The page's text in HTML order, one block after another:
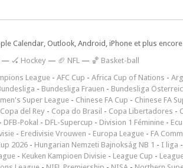
Calendar, Outlook, Android, iPhone et plus
— 🏑 Hockey — 🏈 NFL — 🏀 Basket-ball
League - AFC Cup - Africa Cup of Nations -
- Bundesliga Frauen - Bundesliga
Super League - Chinese FA Cup - Chinese FA
Copa del Rey - Copa do Brasil - Copa Libertadores -
- DFB-Pokal - DFL-Supercup - Division 1 Féminine -
- Eredivisie Vrouwen - Europa League - FA
2026 - Hungarian Nemzeti Bajnokság NB 1 - I liga
- Keuken Kampioen Divisie - League Cup -